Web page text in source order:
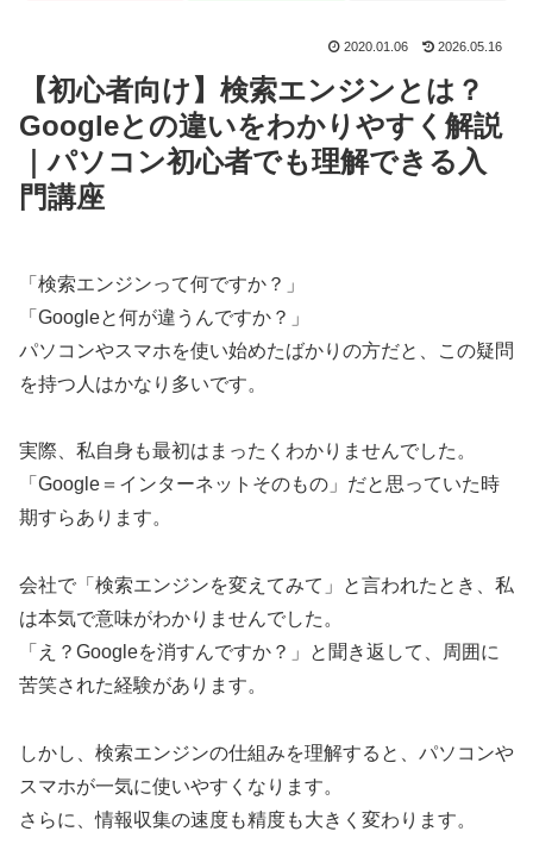
2020.01.06 2026.05.16
【初心者向け】検索エンジンとは？
Googleとの違いをわかりやすく解説
｜パソコン初心者でも理解できる入
門講座
「検索エンジンって何ですか？」
「Googleと何が違うんですか？」
パソコンやスマホを使い始めたばかりの方だと、この疑問
を持つ人はかなり多いです。
実際、私自身も最初はまったくわかりませんでした。
「Google＝インターネットそのもの」だと思っていた時
期すらあります。
会社で「検索エンジンを変えてみて」と言われたとき、私
は本気で意味がわかりませんでした。
「え？Googleを消すんですか？」と聞き返して、周囲に
苦笑された経験があります。
しかし、検索エンジンの仕組みを理解すると、パソコンや
スマホが一気に使いやすくなります。
さらに、情報収集の速度も精度も大きく変わります。